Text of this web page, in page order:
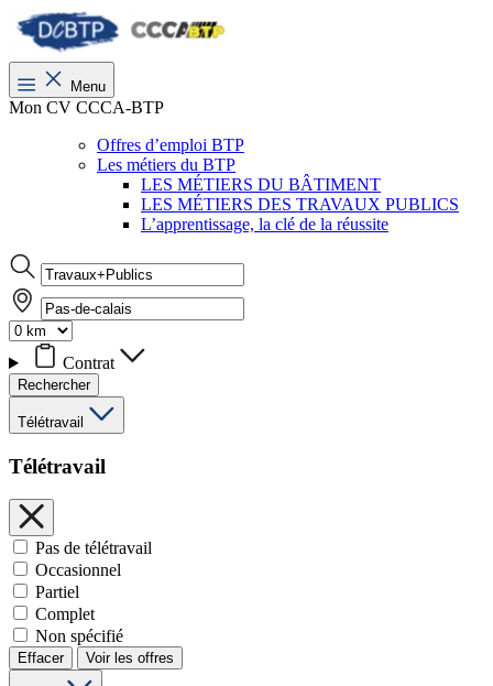
Menu
Mon CV CCCA-BTP
Offres d’emploi BTP
Les métiers du BTP
LES MÉTIERS DU BÂTIMENT
LES MÉTIERS DES TRAVAUX PUBLICS
L’apprentissage, la clé de la réussite
Contrat
Rechercher
Télétravail
Télétravail
Pas de télétravail
Occasionnel
Partiel
Complet
Non spécifié
Effacer Voir les offres